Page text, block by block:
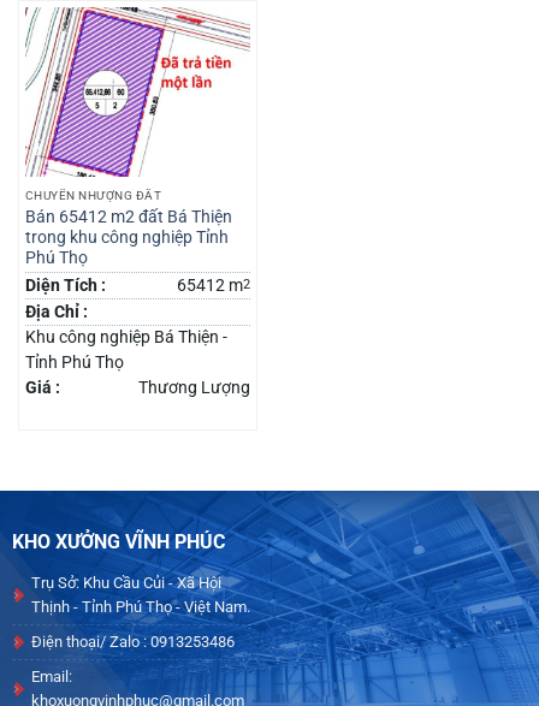
CHUYỂN NHƯỢNG ĐẤT
Bán 65412 m2 đất Bá Thiện
trong khu công nghiệp Tỉnh
Phú Thọ
Diện Tích :
65412 m2
Địa Chỉ :
Khu công nghiệp Bá Thiện -
Tỉnh Phú Thọ
Giá :
Thương Lượng
KHO XƯỞNG VĨNH PHÚC
Trụ Sở: Khu Cầu Củi - Xã Hội
Thịnh - Tỉnh Phú Thọ - Việt Nam.
Điện thoại/ Zalo : 0913253486
Email:
khoxuongvinhphuc@gmail.com